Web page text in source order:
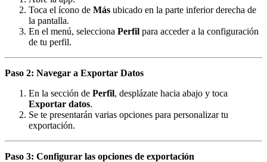
Toca el ícono de Más ubicado en la parte inferior derecha de
la pantalla.
En el menú, selecciona Perfil para acceder a la configuración
de tu perfil.
Paso 2: Navegar a Exportar Datos
En la sección de Perfil, desplázate hacia abajo y toca
Exportar datos.
Se te presentarán varias opciones para personalizar tu
exportación.
Paso 3: Configurar las opciones de exportación